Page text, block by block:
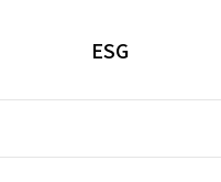
ESG
경영목표